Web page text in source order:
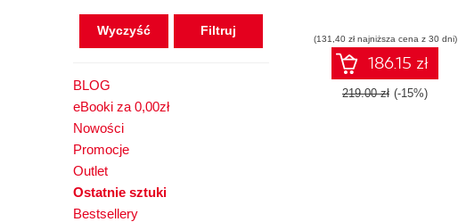
Wyczyść
BLOG
eBooki za 0,00zł
Nowości
Promocje
Outlet
Ostatnie sztuki
Bestsellery
(131,40 zł najniższa cena z 30 dni)
186.15 zł
219.00 zł (-15%)